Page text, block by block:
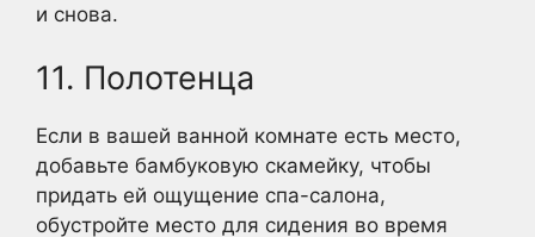
и снова.
11. Полотенца
Если в вашей ванной комнате есть место,
добавьте бамбуковую скамейку, чтобы
придать ей ощущение спа-салона,
обустройте место для сидения во время